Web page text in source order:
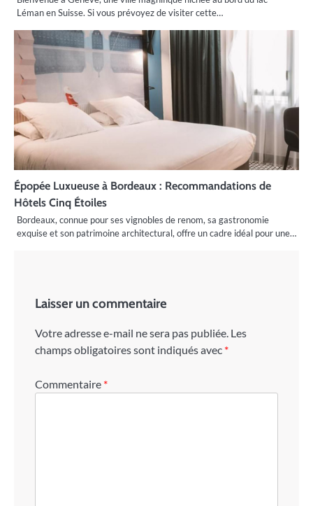
Léman en Suisse. Si vous prévoyez de visiter cette…
Épopée Luxueuse à Bordeaux : Recommandations de
Hôtels Cinq Étoiles
Bordeaux, connue pour ses vignobles de renom, sa gastronomie
exquise et son patrimoine architectural, offre un cadre idéal pour une…
Laisser un commentaire
Votre adresse e-mail ne sera pas publiée. Les
champs obligatoires sont indiqués avec *
Commentaire *